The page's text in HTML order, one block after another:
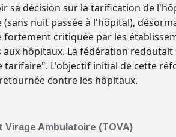
sa décision sur la tarification de
nuit passée à l'hôpital),
critiquée par les
hôpitaux. La fédération
L'objectif initial de cette
contre les hôpitaux.
Ambulatoire (TOVA)